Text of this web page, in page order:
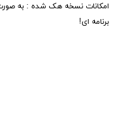
امکانات نسخه هک شده : به
برنامه ای!